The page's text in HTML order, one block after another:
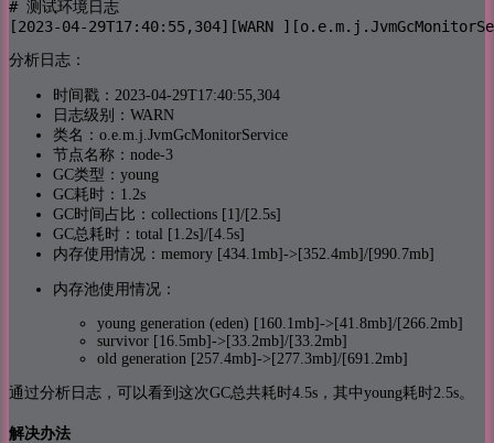
# 测试环境日志
[2023-04-29T17:40:55,304][WARN
分析日志：
时间戳：2023-04-29T17:40:55,304
日志级别：WARN
类名：o.e.m.j.JvmGcMonitorService
节点名称：node-3
GC类型：young
GC耗时：1.2s
GC时间占比：collections [1]/[2.5s]
GC总耗时：total [1.2s]/[4.5s]
内存使用情况：memory [434.1mb]->[352.4mb]/[990.7mb]
内存池使用情况：
young generation (eden) [160.1mb]->[41.8mb]/[266.2mb]
survivor [16.5mb]->[33.2mb]/[33.2mb]
old generation [257.4mb]->[277.3mb]/[691.2mb]
通过分析日志，可以看到这次GC总共耗时4.5s，其中young耗时2.5s。
解决办法